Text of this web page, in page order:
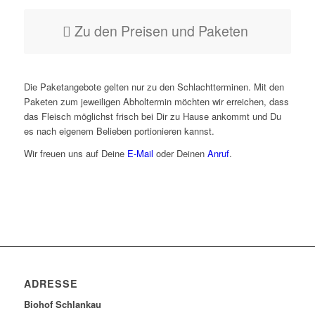
Zu den Preisen und Paketen
Die Paketangebote gelten nur zu den Schlachtterminen. Mit den
Paketen zum jeweiligen Abholtermin möchten wir erreichen, dass
das Fleisch möglichst frisch bei Dir zu Hause ankommt und Du
es nach eigenem Belieben portionieren kannst.
Wir freuen uns auf Deine E-Mail oder Deinen Anruf.
ADRESSE
Biohof Schlankau